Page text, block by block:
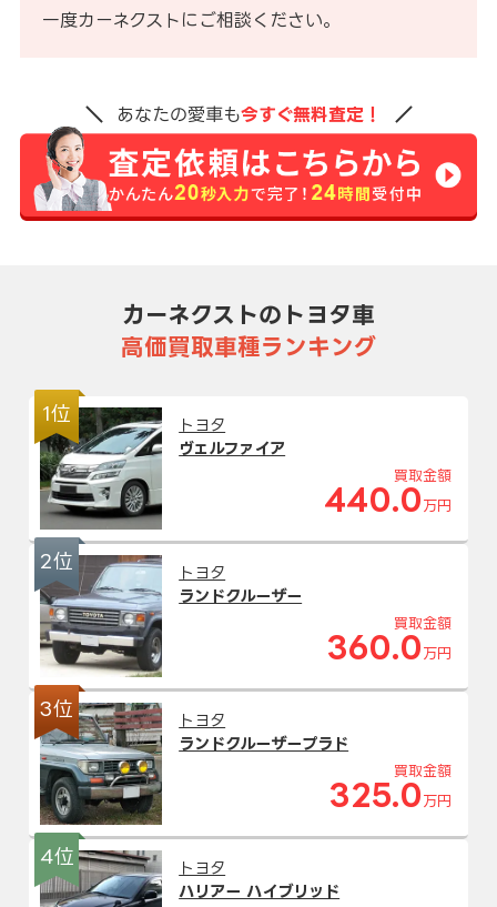
一度カーネクストにご相談ください。
あなたの愛車も今すぐ無料査定！
カーネクストのトヨタ車
高価買取車種ランキング
1位
トヨタ
ヴェルファイア
買取金額
440.0 万円
2位
トヨタ
ランドクルーザー
買取金額
360.0 万円
3位
トヨタ
ランドクルーザープラド
買取金額
325.0 万円
4位
トヨタ
ハリアー ハイブリッド